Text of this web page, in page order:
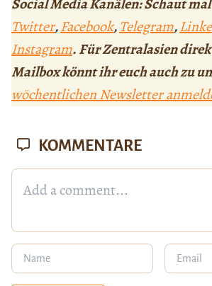
Social Media Kanälen: Schaut
Twitter,Facebook,Telegram,
Instagram. Für Zentralasien
Mailbox könnt ihr euch auch zu
wöchentlichen Newsletter
KOMMENTARE